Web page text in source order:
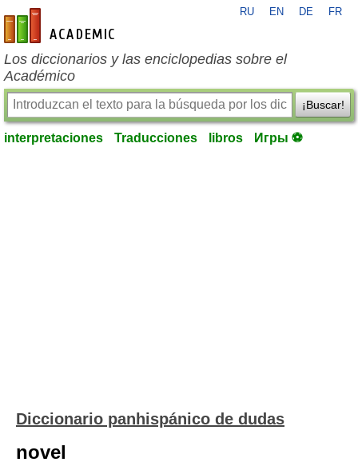
es-academic.com
RU EN DE FR
Los diccionarios y las enciclopedias sobre el
Académico
¡Buscar!
interpretaciones Traducciones libros Игры ⚽
Diccionario panhispánico de dudas
novel